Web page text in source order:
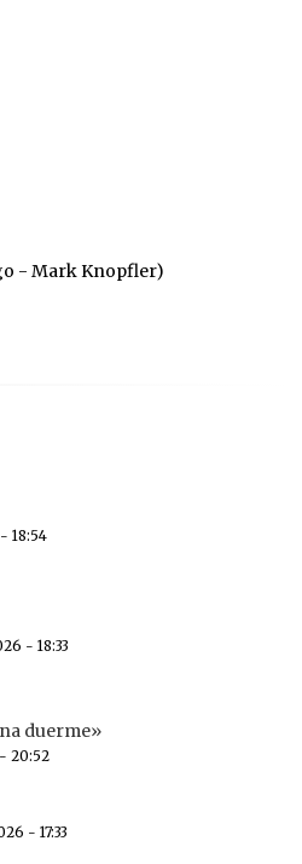
- Mark Knopfler)
18:54
- 18:33
duerme»
20:52
- 17:33